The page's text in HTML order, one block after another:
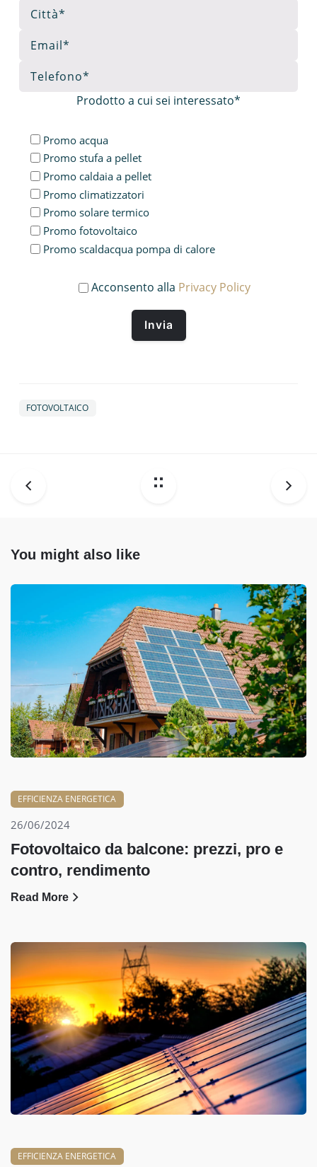
Prodotto a cui sei interessato*
Promo acqua
Promo stufa a pellet
Promo caldaia a pellet
Promo climatizzatori
Promo solare termico
Promo fotovoltaico
Promo scaldacqua pompa di calore
Acconsento alla Privacy Policy
FOTOVOLTAICO
You might also like
EFFICIENZA ENERGETICA
26/06/2024
Fotovoltaico da balcone: prezzi, pro e
contro, rendimento
Read More
EFFICIENZA ENERGETICA